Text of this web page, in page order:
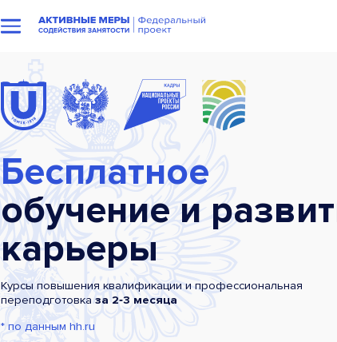
Бесплатное
обучение и
карьеры
Курсы повышения квалификации и профессиональная
переподготовказа 2‑3 месяца
* по данным hh.ru